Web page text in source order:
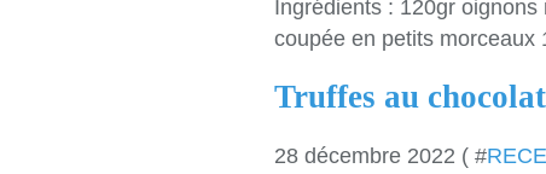
Ingrédients : 120gr
coupée en petits morceaux
Truffes au
28 décembre 2022 ( #